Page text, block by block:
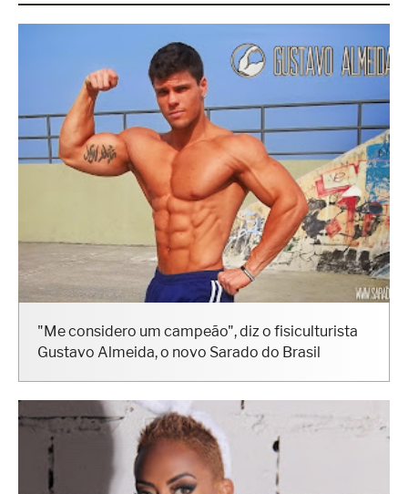
"Me considero um campeão", diz o fisiculturista
Gustavo Almeida, o novo Sarado do Brasil